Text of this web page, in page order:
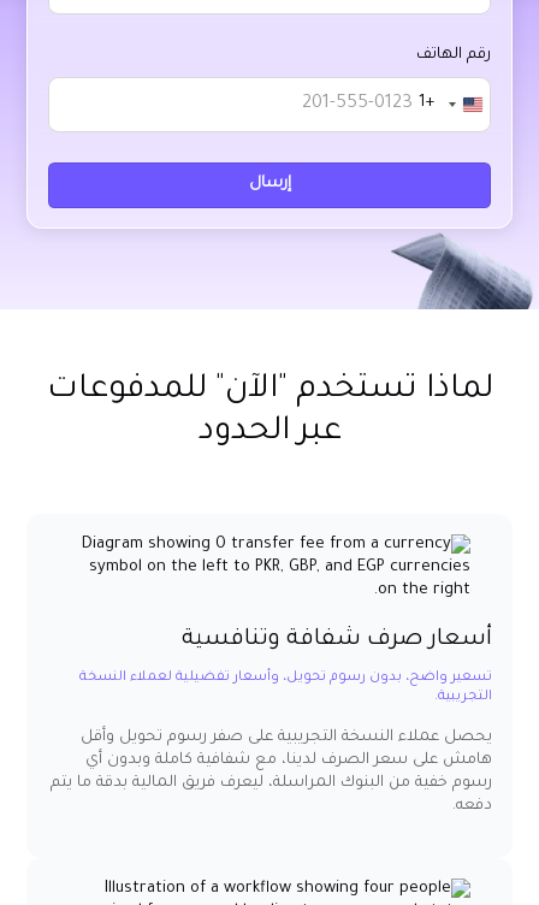
رقم الهاتف
United
States
+1
لماذا تستخدم "الآن" للمدفوعات
عبر الحدود
أسعار صرف شفافة وتنافسية
تسعير واضح، بدون رسوم تحويل، وأسعار تفضيلية لعملاء النسخة
التجريبية.
يحصل عملاء النسخة التجريبية على صفر رسوم تحويل وأقل
هامش على سعر الصرف لدينا، مع شفافية كاملة وبدون أي
رسوم خفية من البنوك المراسلة، ليعرف فريق المالية بدقة ما يتم
دفعه.